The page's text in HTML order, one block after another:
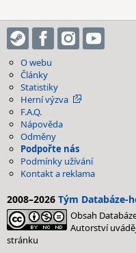
O webu
Články
Statistiky
Herní výzva
F.A.Q.
Nápověda
Odměny
Podpořte nás
Podmínky užívání
Kontakt a reklama
2008–2026 Tým Databáze-
Obsah
Autorství
stránku